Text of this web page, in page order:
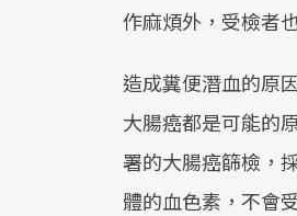
作麻煩外，受檢者
造成糞便潛血的原
大腸癌都是可能的
署的大腸癌篩檢，
體的血色素，不會